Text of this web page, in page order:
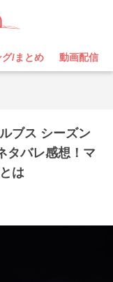
/まとめ 動画配信
ブス シーズン
タバレ感想！マ
は